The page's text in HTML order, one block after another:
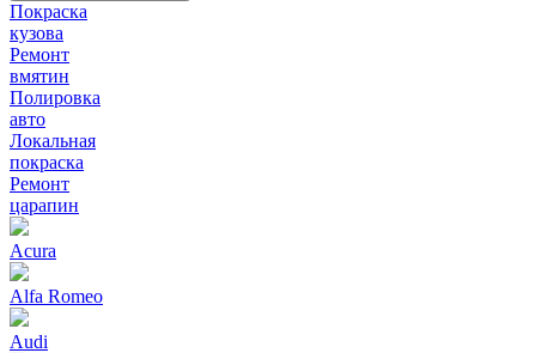
Покраска
кузова
Ремонт
вмятин
Полировка
авто
Локальная
покраска
Ремонт
царапин
Acura
Alfa Romeo
Audi